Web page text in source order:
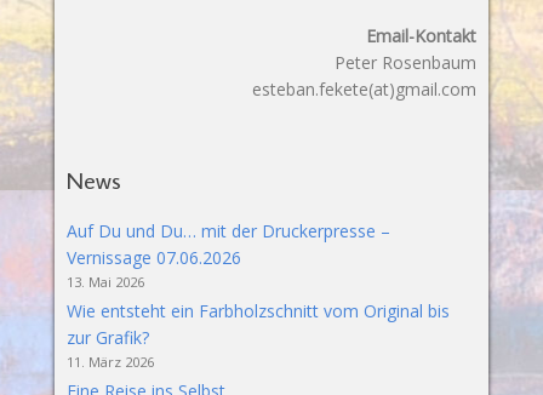
Email-Kontakt
Peter Rosenbaum
esteban.fekete(at)gmail.com
News
Auf Du und Du… mit der Druckerpresse –
Vernissage 07.06.2026
13. Mai 2026
Wie entsteht ein Farbholzschnitt vom Original bis
zur Grafik?
11. März 2026